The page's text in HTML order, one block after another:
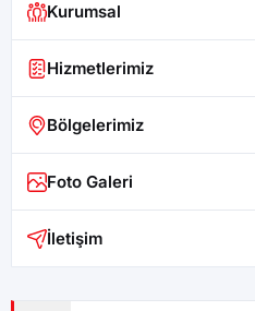
Kurumsal
Hizmetlerimiz
Bölgelerimiz
Foto Galeri
İletişim